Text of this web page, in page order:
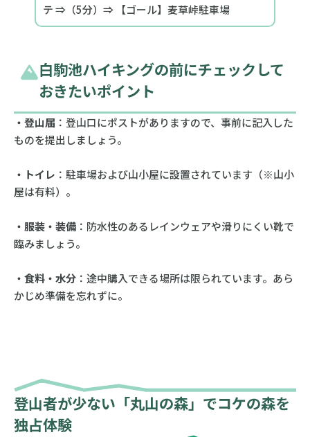
テ ⇒（5分）⇒ 【ゴール】麦草峠駐車場
白駒池ハイキングの前にチェックして
おきたいポイント
・登山届 ：登山口にポストがありますので、事前に記入した
ものを提出しましょう。
・トイレ ：駐車場および山小屋に設置されています（※山小
屋は有料）。
・服装・装備：防水性のあるレインウェアや滑りにくい靴で
臨みましょう。
・食料・水分：途中購入できる場所は限られています。あら
かじめ準備を忘れずに。
登山者が少ない「丸山の森」でコケの森を
独占体験